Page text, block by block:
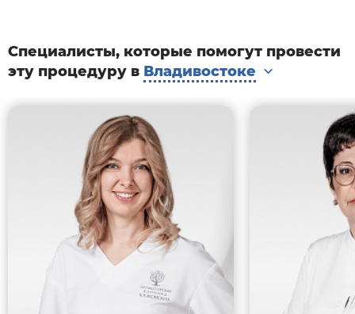
Специалисты, которые помогут провести
эту процедуру в Владивостоке